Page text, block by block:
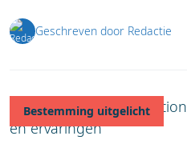
Geschreven door Redactie
Bestemming uitgelicht